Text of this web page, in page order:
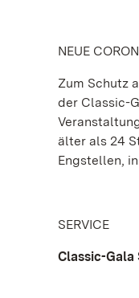
NEUE
Zum Schutz
der Classic-
älter als 24
Engstellen,
SERVICE
Classic-Gala